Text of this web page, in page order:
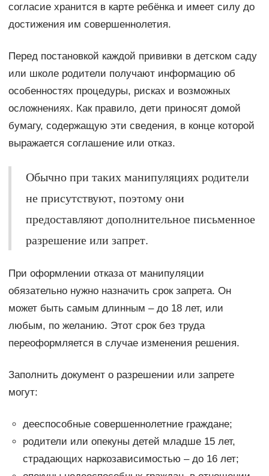
согласие хранится в карте ребёнка и имеет силу до
достижения им совершеннолетия.
Перед постановкой каждой прививки в детском саду
или школе родители получают информацию об
особенностях процедуры, рисках и возможных
осложнениях. Как правило, дети приносят домой
бумагу, содержащую эти сведения, в конце которой
выражается соглашение или отказ.
Обычно при таких манипуляциях родители
не присутствуют, поэтому они
предоставляют дополнительное письменное
разрешение или запрет.
При оформлении отказа от манипуляции
обязательно нужно назначить срок запрета. Он
может быть самым длинным – до 18 лет, или
любым, по желанию. Этот срок без труда
переоформляется в случае изменения решения.
Заполнить документ о разрешении или запрете
могут:
дееспособные совершеннолетние граждане;
родители или опекуны детей младше 15 лет,
страдающих наркозависимостью – до 16 лет;